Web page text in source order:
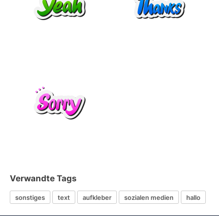
Verwandte Tags
sonstiges text aufkleber sozialen medien hallo